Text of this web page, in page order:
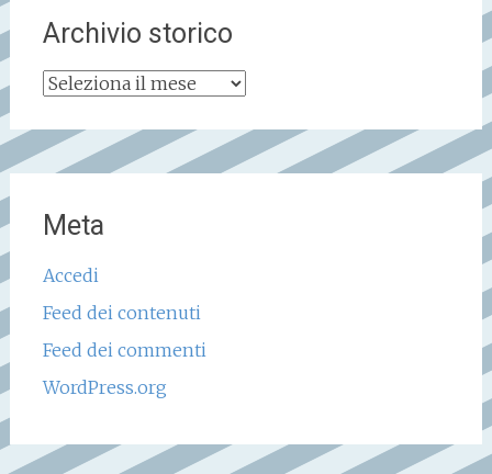
Archivio storico
Archivio
Meta
Accedi
Feed dei contenuti
Feed dei commenti
WordPress.org